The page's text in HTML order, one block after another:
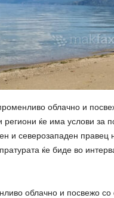
облачно и
региони ќе има услови
и северозападен
ќе биде во
облачно и посвежо